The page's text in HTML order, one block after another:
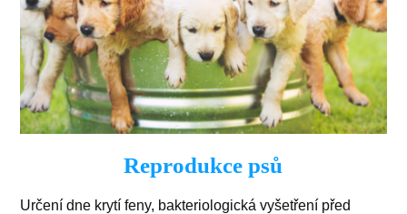
Reprodukce psů
Určení dne krytí feny, bakteriologická vyšetření před